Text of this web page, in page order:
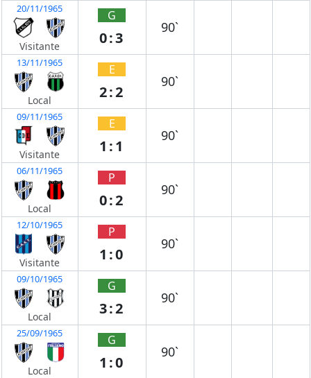
20/11/1965
Visitante
G
0:3
90`
13/11/1965
Local
E
2:2
90`
09/11/1965
Visitante
E
1:1
90`
06/11/1965
Local
P
0:2
90`
12/10/1965
Visitante
P
1:0
90`
09/10/1965
Local
G
3:2
90`
25/09/1965
Local
G
1:0
90`